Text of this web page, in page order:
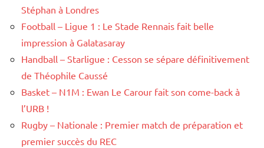
Stéphan à Londres
Football – Ligue 1 : Le Stade Rennais fait belle
impression à Galatasaray
Handball – Starligue : Cesson se sépare définitivement
de Théophile Caussé
Basket – N1M : Ewan Le Carour fait son come-back à
l’URB !
Rugby – Nationale : Premier match de préparation et
premier succès du REC